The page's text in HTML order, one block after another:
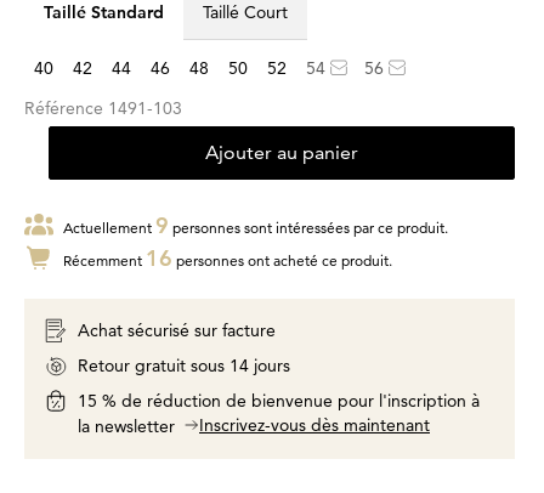
Taillé Standard Taillé Court
40 42 44 46 48 50 52 54
56
Référence 1491-103
Ajouter au panier
Actuellement 9 personnes sont intéressées par ce produit.
Récemment 16 personnes ont acheté ce produit.
Achat sécurisé sur facture
Retour gratuit sous 14 jours
15 % de réduction de bienvenue pour l'inscription à
la newsletter
Inscrivez-vous dès maintenant